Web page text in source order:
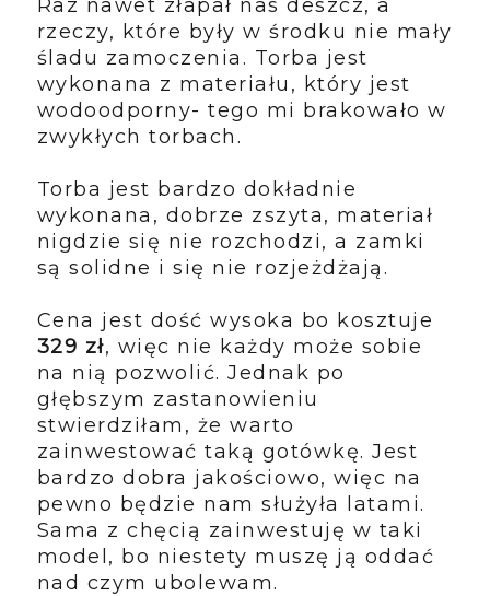
Raz nawet złapał nas deszcz, a
rzeczy, które były w środku nie mały
śladu zamoczenia. Torba jest
wykonana z materiału, który jest
wodoodporny- tego mi brakowało w
zwykłych torbach.
Torba jest bardzo dokładnie
wykonana, dobrze zszyta, materiał
nigdzie się nie rozchodzi, a zamki
są solidne i się nie rozjeżdżają.
Cena jest dość wysoka bo kosztuje
329 zł, więc nie każdy może sobie
na nią pozwolić. Jednak po
głębszym zastanowieniu
stwierdziłam, że warto
zainwestować taką gotówkę. Jest
bardzo dobra jakościowo, więc na
pewno będzie nam służyła latami.
Sama z chęcią zainwestuję w taki
model, bo niestety muszę ją oddać
nad czym ubolewam.